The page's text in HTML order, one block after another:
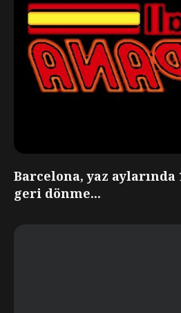
Barcelona, yaz aylarında
geri dönme...